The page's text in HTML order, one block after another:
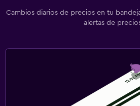
Cambios diarios de precios en tu
alertas de